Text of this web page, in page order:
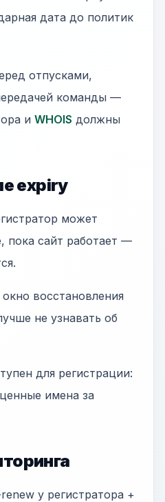
дата до политик
отпусками,
команды —
и WHOIS должны
expiry
может
пока сайт работает —
восстановления
не узнавать об
для регистрации:
имена за
у регистратора +